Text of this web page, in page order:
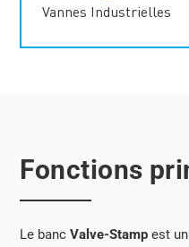
Vannes Industrielles
Fonctions
Le bancValve-Stamp est